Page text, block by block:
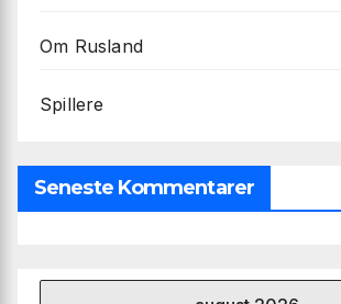
Om Rusland
Spillere
Seneste Kommentarer